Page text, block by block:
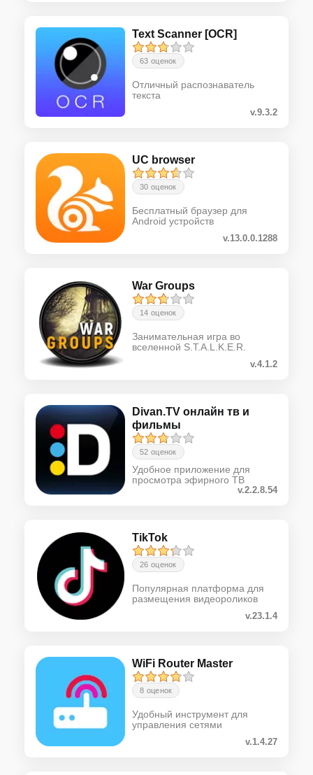
Text Scanner [OCR]
63 оценок
Отличный распознаватель
текста
v.9.3.2
UC browser
30 оценок
Бесплатный браузер для
Android устройств
v.13.0.0.1288
War Groups
14 оценок
Занимательная игра во
вселенной S.T.A.L.K.E.R.
v.4.1.2
Divan.TV онлайн тв и
фильмы
52 оценок
Удобное приложение для
просмотра эфирного ТВ
v.2.2.8.54
TikTok
26 оценок
Популярная платформа для
размещения видеороликов
v.23.1.4
WiFi Router Master
8 оценок
Удобный инструмент для
управления сетями
v.1.4.27